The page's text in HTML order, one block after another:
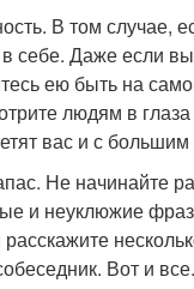
В том случае,
Даже если
ею быть на
людям в глаза
вас и с
Не начинайте
и неуклюжие
Вот и все.